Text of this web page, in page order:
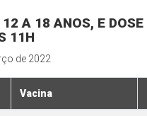
A 18 ANOS, E
11H
de 2022
Vacina